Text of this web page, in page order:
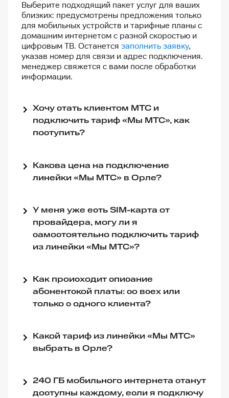
Выберите подходящий пакет услуг для ваших
близких: предусмотрены предложения только
для мобильных устройств и тарифные планы с
домашним интернетом с разной скоростью и
цифровым ТВ. Останется заполнить заявку,
указав номер для связи и адрес подключения.
менеджер свяжется с вами после обработки
информации.
Хочу стать клиентом МТС и
подключить тариф «Мы МТС», как
поступить?
Какова цена на подключение
линейки «Мы МТС» в Орле?
У меня уже есть SIM-карта от
провайдера, могу ли я
самостоятельно подключить тариф
из линейки «Мы МТС»?
Как происходит списание
абонентской платы: со всех или
только с одного клиента?
Какой тариф из линейки «Мы МТС»
выбрать в Орле?
240 ГБ мобильного интернета станут
доступны каждому, если я подключу